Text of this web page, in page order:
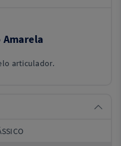
Amarela
articulador.